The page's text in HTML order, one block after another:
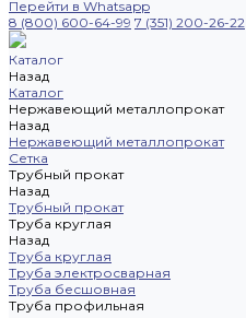
Перейти в Whatsapp
8 (800) 600-64-99 7 (351) 200-26-22
Каталог
Назад
Каталог
Нержавеющий металлопрокат
Назад
Нержавеющий металлопрокат
Сетка
Трубный прокат
Назад
Трубный прокат
Труба круглая
Назад
Труба круглая
Труба электросварная
Труба бесшовная
Труба профильная